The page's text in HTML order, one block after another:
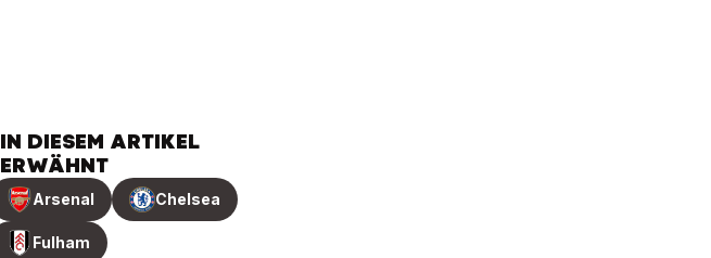
IN DIESEM ARTIKEL
ERWÄHNT
Arsenal Chelsea
Fulham